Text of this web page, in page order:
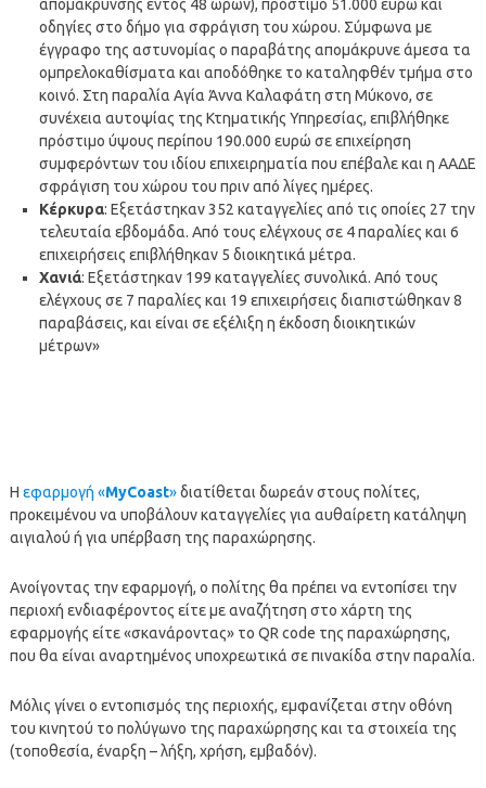
απομάκρυνσης εντός 48 ωρών), πρόστιμο 51.000 ευρώ και
οδηγίες στο δήμο για σφράγιση του χώρου. Σύμφωνα με
έγγραφο της αστυνομίας ο παραβάτης απομάκρυνε άμεσα τα
ομπρελοκαθίσματα και αποδόθηκε το καταληφθέν τμήμα στο
κοινό. Στη παραλία Αγία Άννα Καλαφάτη στη Μύκονο, σε
συνέχεια αυτοψίας της Κτηματικής Υπηρεσίας, επιβλήθηκε
πρόστιμο ύψους περίπου 190.000 ευρώ σε επιχείρηση
συμφερόντων του ιδίου επιχειρηματία που επέβαλε και η ΑΑΔΕ
σφράγιση του χώρου του πριν από λίγες ημέρες.
Κέρκυρα: Εξετάστηκαν 352 καταγγελίες από τις οποίες 27 την
τελευταία εβδομάδα. Από τους ελέγχους σε 4 παραλίες και 6
επιχειρήσεις επιβλήθηκαν 5 διοικητικά μέτρα.
Χανιά: Εξετάστηκαν 199 καταγγελίες συνολικά. Από τους
ελέγχους σε 7 παραλίες και 19 επιχειρήσεις διαπιστώθηκαν 8
παραβάσεις, και είναι σε εξέλιξη η έκδοση διοικητικών
μέτρων»
Η εφαρμογή «MyCoast»διατίθεται δωρεάν στους πολίτες,
προκειμένου να υποβάλουν καταγγελίες για αυθαίρετη κατάληψη
αιγιαλού ή για υπέρβαση της παραχώρησης.
Ανοίγοντας την εφαρμογή, ο πολίτης θα πρέπει να εντοπίσει την
περιοχή ενδιαφέροντος είτε με αναζήτηση στο χάρτη της
εφαρμογής είτε «σκανάροντας» το QR code της παραχώρησης,
που θα είναι αναρτημένος υποχρεωτικά σε πινακίδα στην παραλία.
Μόλις γίνει ο εντοπισμός της περιοχής, εμφανίζεται στην οθόνη
του κινητού το πολύγωνο της παραχώρησης και τα στοιχεία της
(τοποθεσία, έναρξη – λήξη, χρήση, εμβαδόν).